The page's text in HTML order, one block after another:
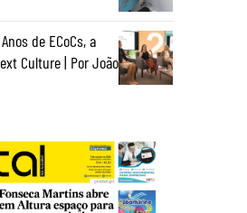
de ECoCs, a
Culture | Por João